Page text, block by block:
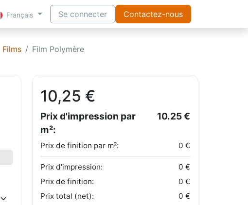
Français Se connecter Contactez-nous
Films Film Polymère
10,25 €
Prix d'impression par
m²:
10.25€
Prix de finition par m²: 0 €
Prix d'impression: 0 €
Prix de finition:
0 €
Prix total (net):
0 €